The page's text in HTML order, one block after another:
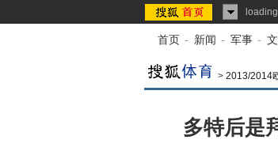
首页 - 新闻 - 军事 -
> 2013/2014
多特后是